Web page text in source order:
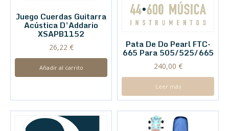
Juego Cuerdas Guitarra
Acústica D’Addario
XSAPB1152
26,22 €
Añadir al carrito
Pata De Do Pearl FTC-
665 Para 505/525/665
240,00 €
Leer más